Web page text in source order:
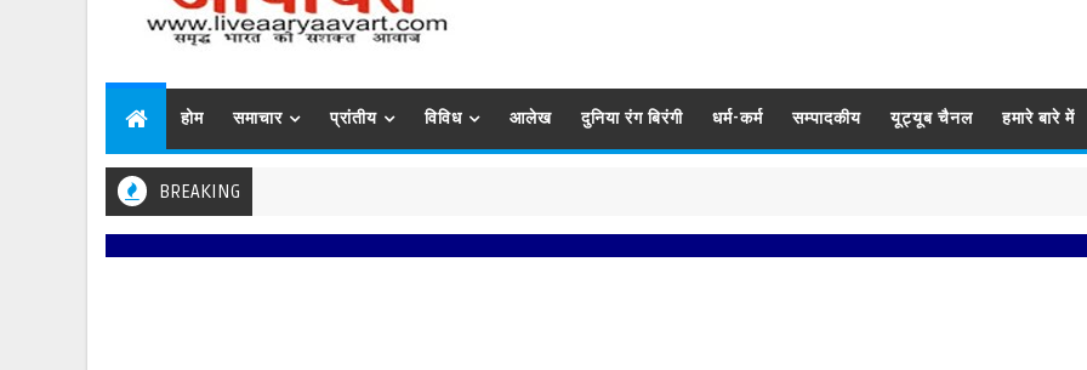
होम समाचार प्रांतीय विविध आलेख दुनिया रंग बिरंगी धर्म-कर्म सम्पादकीय यूट्यूब चैनल हमारे बारे में
BREAKING